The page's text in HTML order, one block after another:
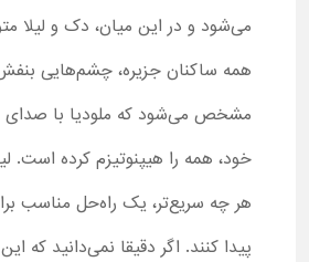
می‌شود و در این میان، دک و لیلا
همه ساکنان جزیره، چشم‌هایی
مشخص می‌شود که ملودیا با
خود، همه را هیپنوتیزم کرده است.
هر چه سریع‌تر، یک راه‌حل مناسب
پیدا کنند. اگر دقیقا نمی‌دانید که